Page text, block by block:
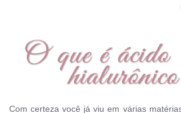
Com certeza você já viu em várias